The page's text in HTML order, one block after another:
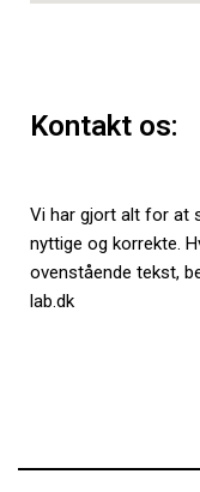
Kontakt os:
Vi har gjort alt for at
nyttige og korrekte.
ovenstående tekst,
lab.dk